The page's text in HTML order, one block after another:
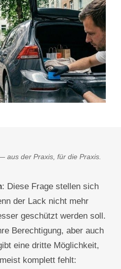
aus der Praxis, für die Praxis.
: Diese Frage stellen sich
der Lack nicht mehr
geschützt werden soll.
Berechtigung, aber auch
eine dritte Möglichkeit,
komplett fehlt: